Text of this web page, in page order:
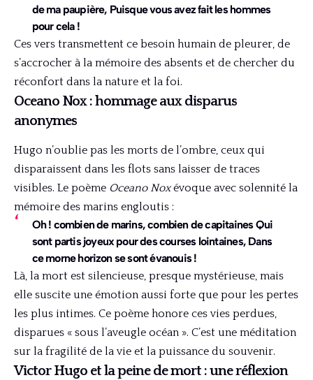
de ma paupière, Puisque vous avez fait les hommes
pour cela !
Ces vers transmettent ce besoin humain de pleurer, de
s’accrocher à la mémoire des absents et de chercher du
réconfort dans la nature et la foi.
Oceano Nox : hommage aux disparus
anonymes
Hugo n’oublie pas les morts de l’ombre, ceux qui
disparaissent dans les flots sans laisser de traces
visibles. Le poème Oceano Noxévoque avec solennité la
mémoire des marins engloutis :
Oh ! combien de marins, combien de capitaines Qui
sont partis joyeux pour des courses lointaines, Dans
ce morne horizon se sont évanouis !
Là, la mort est silencieuse, presque mystérieuse, mais
elle suscite une émotion aussi forte que pour les pertes
les plus intimes. Ce poème honore ces vies perdues,
disparues « sous l’aveugle océan ». C’est une méditation
sur la fragilité de la vie et la puissance du souvenir.
Victor Hugo et la peine de mort : une réflexion